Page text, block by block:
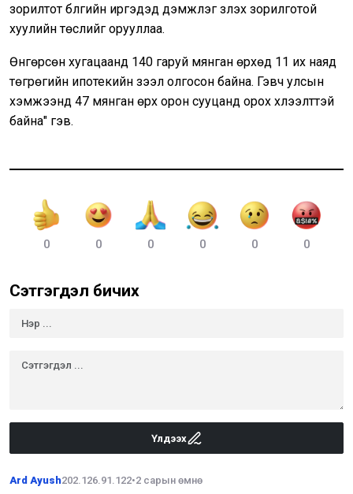
зорилтот бүлгийн иргэдэд дэмжлэг үзүүлэх зорилготой
хуулийн төслийг орууллаа.
Өнгөрсөн хугацаанд 140 гаруй мянган өрхөд 11 их наяд
төгрөгийн ипотекийн зээл олгосон байна. Гэвч улсын
хэмжээнд 47 мянган өрх орон сууцанд орох хүлээлттэй
байна" гэв.
0 0 0 0 0 0
Сэтгэгдэл бичих
Үлдээх
Ard Ayush202.126.91.122•2 сарын өмнө